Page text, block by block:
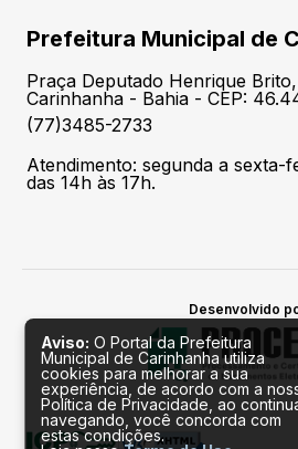
Prefeitura Municipal de
Praça Deputado Henrique
Carinhanha - Bahia - CEP:
(77)3485-2733
Atendimento: segunda a sexta-
das 14h às 17h.
Desenvolvido
Aviso: O Portal da Prefeitura
Municipal de Carinhanha utiliza
cookies para melhorar a sua
experiência, de acordo com a
Política de Privacidade, ao
navegando, você concorda com
estas condições.